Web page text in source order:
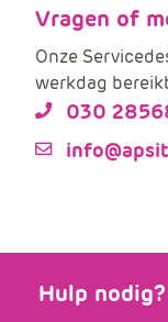
Vragen of
Onze
werkdag
030
Hulp